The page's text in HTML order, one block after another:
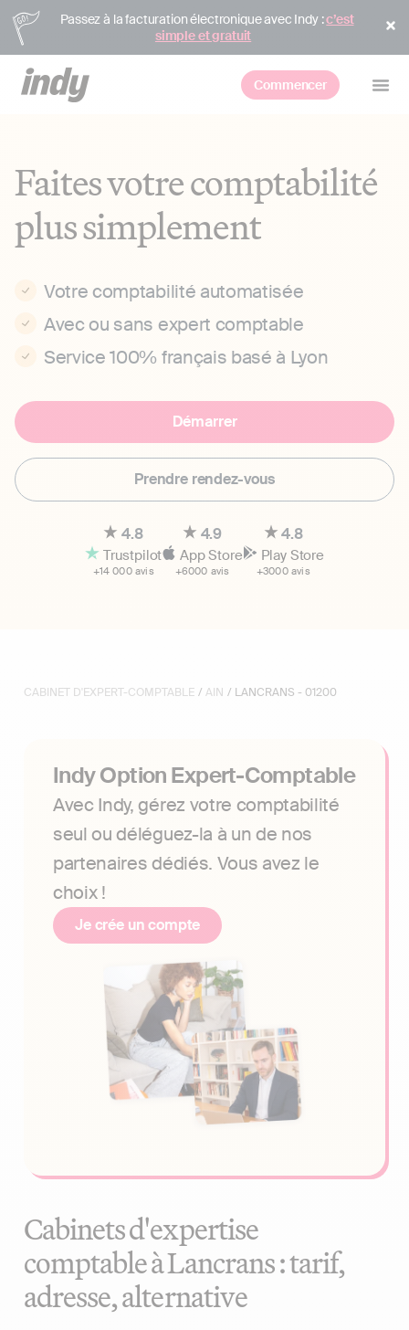
Passez à la facturation électronique avec Indy :c’est
simple et gratuit
Commencer
Faites votre comptabilité
plus simplement
Votre comptabilité automatisée
Avec ou sans expert comptable
Service 100% français basé à Lyon
Démarrer
Prendre rendez-vous
4.8
Trustpilot
+14 000 avis
4.9
App Store
+6000 avis
4.8
Play Store
+3000 avis
CABINET D'EXPERT-COMPTABLE / AIN / LANCRANS - 01200
Indy Option Expert-Comptable
Avec Indy, gérez votre comptabilité
seul ou déléguez-la à un de nos
partenaires dédiés. Vous avez le
choix !
Je crée un compte
Cabinets d'expertise
comptable à Lancrans : tarif,
adresse, alternative